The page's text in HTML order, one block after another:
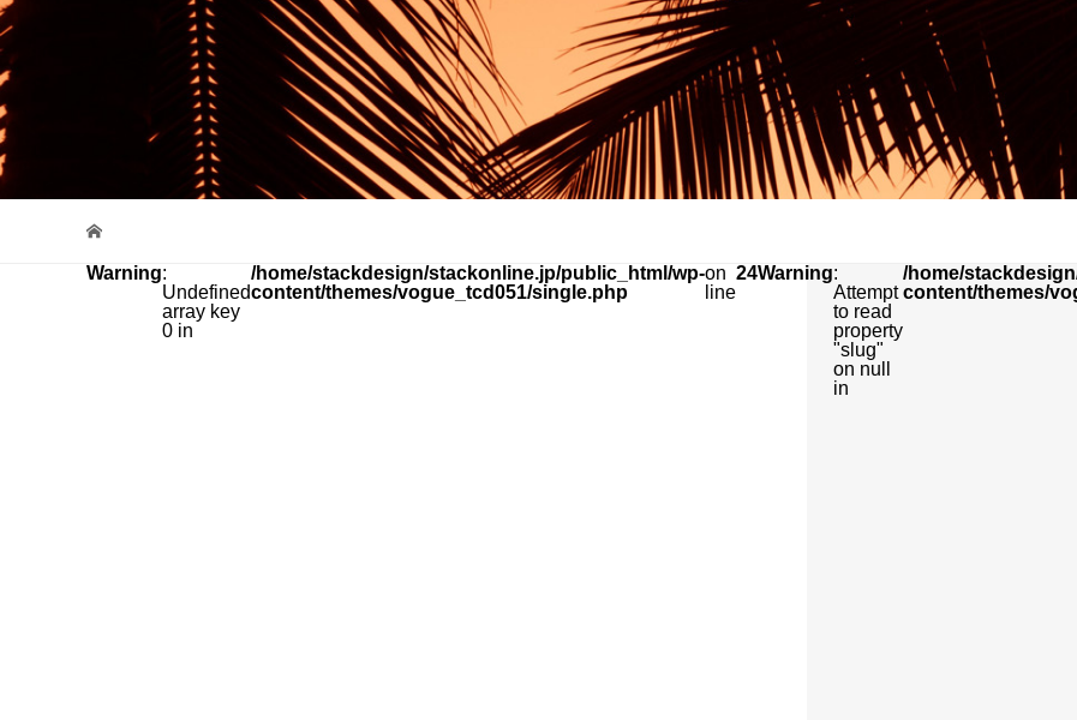
Warning:
Undefined
array key
0 in
/home/stackdesign/stackonline.jp/public_html/wp-
content/themes/vogue_tcd051/single.php
on
line
24Warning:
Attempt
to read
property
"slug"
on null
in
/home/
content/themes/